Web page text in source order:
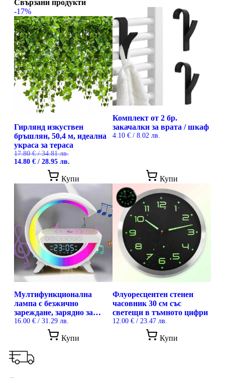
Свързани продукти
-17%
Гирлянд изкуствен
бръшлян, 50,4 м, идеална
украса за тераса
17.80€/ 34.81 лв.
Original
17.80 €
34.81 лв..
14.80 € / 28.95 лв.
е:
14.80 €
28.95 лв..
Купи
Комплект от 2 бр.
закачалки за врата / шкаф
4.10 € / 8.02 лв.
Купи
Мултифункционална
лампа с безжично
зареждане, зарядно за
телефон, часовник, аларма
и Bluetooth LED колонка
16.00 € / 31.29 лв.
Купи
Флуоресцентен стенен
часовник 30 см със
светещи в тъмното цифри
12.00 € / 23.47 лв.
Купи